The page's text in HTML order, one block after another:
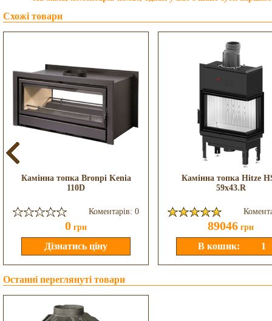
Схожі товари
Камінна топка Bronpi Kenia
110D
Коментарів: 0
0 грн
Камінна топка Hitze
59x43.R
89046 грн
Останні переглянуті товари